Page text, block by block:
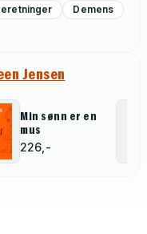
Demens
Jensen
Min sønn er en
mus
226,-